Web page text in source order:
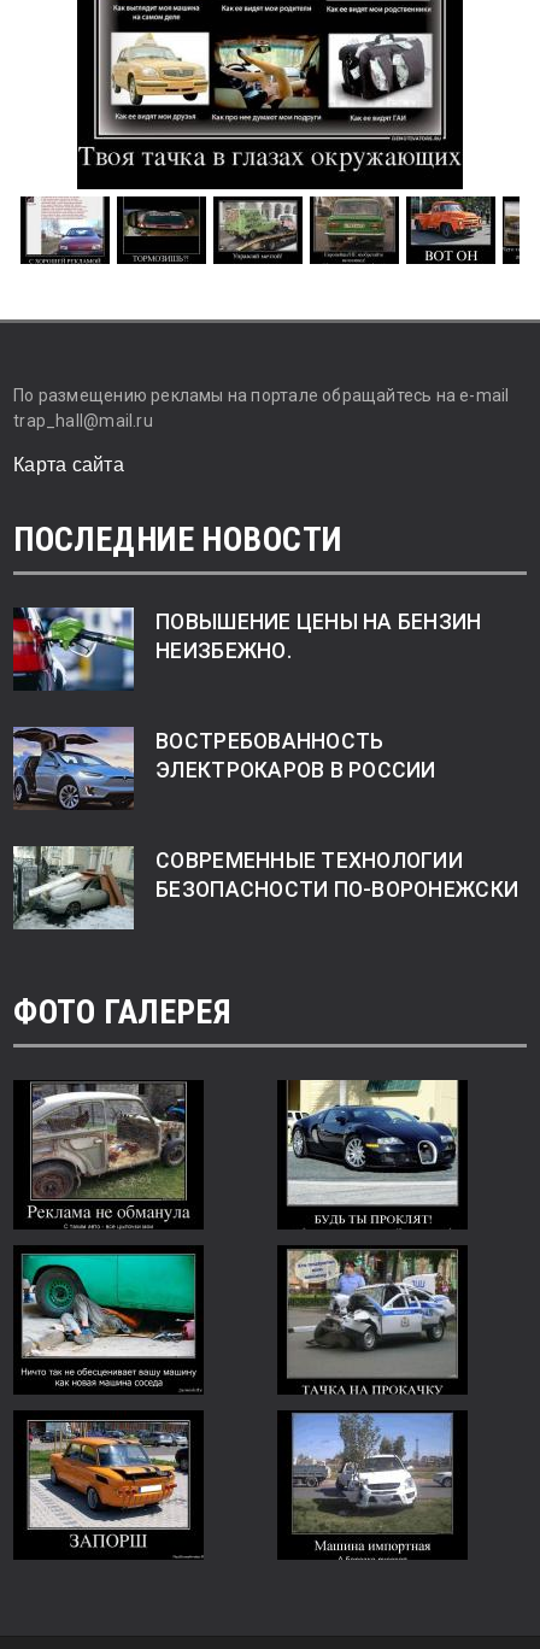
По размещению рекламы на портале обращайтесь на e-mail
trap_hall@mail.ru
Карта сайта
ПОСЛЕДНИЕ НОВОСТИ
ПОВЫШЕНИЕ ЦЕНЫ НА БЕНЗИН
НЕИЗБЕЖНО.
ВОСТРЕБОВАННОСТЬ
ЭЛЕКТРОКАРОВ В РОССИИ
СОВРЕМЕННЫЕ ТЕХНОЛОГИИ
БЕЗОПАСНОСТИ ПО-ВОРОНЕЖСКИ
ФОТО ГАЛЕРЕЯ